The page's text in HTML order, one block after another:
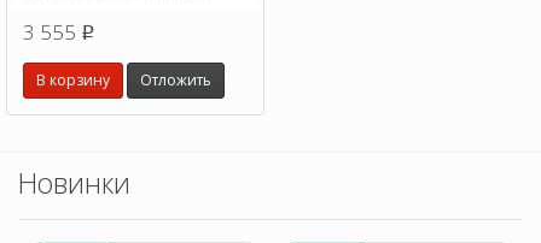
3 555 p
В корзину Отложить
Новинки